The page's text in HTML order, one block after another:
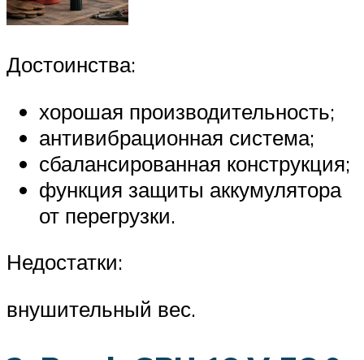
Достоинства:
хорошая производительность;
антивибрационная система;
сбалансированная конструкция;
функция защиты аккумулятора
от перегрузки.
Недостатки:
внушительный вес.